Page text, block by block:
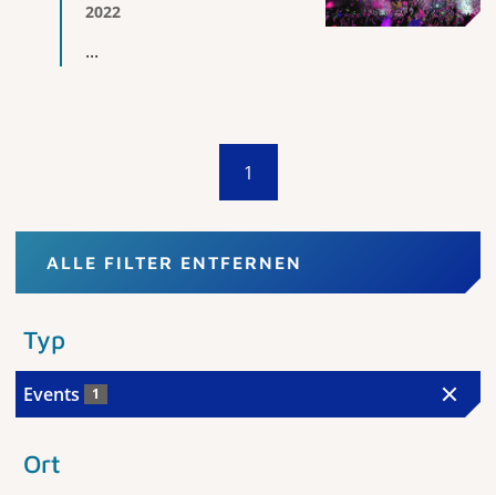
2022
...
1
ALLE FILTER ENTFERNEN
Typ
Events 1
Ort